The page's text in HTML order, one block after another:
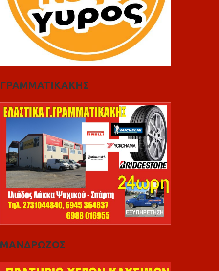
ΓΡΑΜΜΑΤΙΚΑΚΗΣ
ΜΑΝΔΡΩΖΟΣ